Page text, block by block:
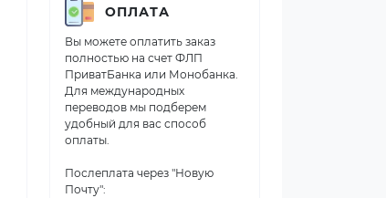
ОПЛАТА
Вы можете оплатить заказ
полностью на счет ФЛП
ПриватБанка или Монобанка.
Для международных
переводов мы подберем
удобный для вас способ
оплаты.
Послеплата через "Новую
Почту":